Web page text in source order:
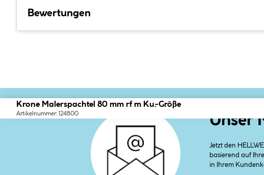
Bewertungen
Krone Malerspachtel 80 mm rf m Ku.-Größe
Artikelnummer: 124800 Unser
Jetzt den
basierend auf
in Ihrem